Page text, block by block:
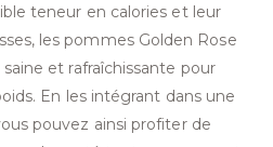
teneur en calories et leur
les pommes Golden Rose
et rafraîchissante pour
En les intégrant dans une
pouvez ainsi profiter de